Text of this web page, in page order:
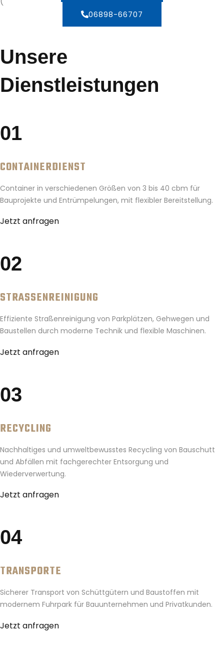
06898-66707
Unsere
Dienstleistungen
01
CONTAINERDIENST
Container in verschiedenen Größen von 3 bis 40 cbm für
Bauprojekte und Entrümpelungen, mit flexibler Bereitstellung.
Jetzt anfragen
02
STRASSENREINIGUNG
Effiziente Straßenreinigung von Parkplätzen, Gehwegen und
Baustellen durch moderne Technik und flexible Maschinen.
Jetzt anfragen
03
RECYCLING
Nachhaltiges und umweltbewusstes Recycling von Bauschutt
und Abfällen mit fachgerechter Entsorgung und
Wiederverwertung.
Jetzt anfragen
04
TRANSPORTE
Sicherer Transport von Schüttgütern und Baustoffen mit
modernem Fuhrpark für Bauunternehmen und Privatkunden.
Jetzt anfragen